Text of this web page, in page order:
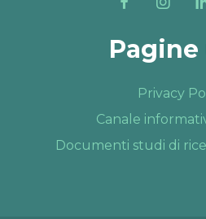
Privacy
Canale
Documenti studi di